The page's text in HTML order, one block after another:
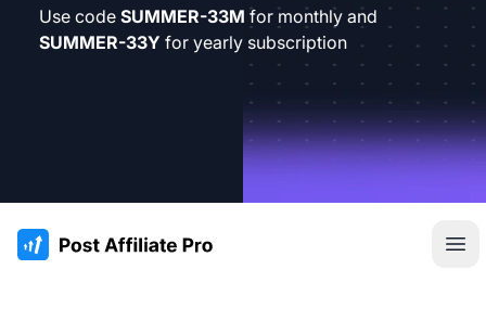
Use code SUMMER-33M for monthly and
SUMMER-33Y for yearly subscription
:site.title